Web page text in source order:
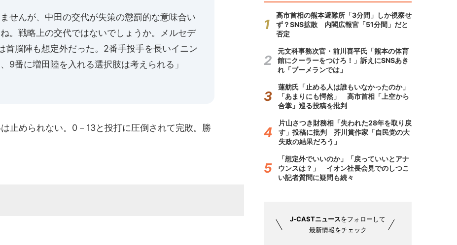
せんが、中田の交代が失策の懲罰的な意味合い
。戦略上の交代ではないでしょうか。メルセデ
首脳陣も想定外だった。2番手投手を長いイニン
9番に増田陸を入れる選択肢は考えられる」
止められない。0－13と投打に圧倒されて完敗。勝
高市首相の熊本避難所「3分間」しか視察せ
ず？SNS拡散 内閣広報官「51分間」だと
否定
元文科事務次官・前川喜平氏「熊本の体育
館にクーラーをつけろ！」訴えにSNSあき
れ「ブーメランでは」
蓮舫氏「止める人は誰もいなかったのか」
「あまりにも愕然」 高市首相「上空から
合掌」巡る投稿を批判
片山さつき財務相「失われた28年を取り戻
す」投稿に批判 芥川賞作家「自民党の大
失政の結果だろう」
「想定外でいいのか」「戻っていいとアナ
ウンスは？」 イオン社長会見でのしつこ
い記者質問に疑問も続々
J-CASTニュースをフォローして
最新情報をチェック